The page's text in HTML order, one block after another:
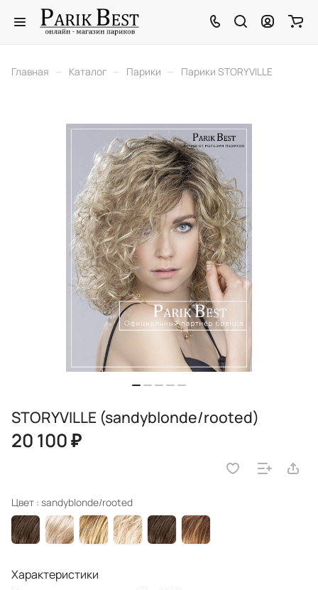
Главная – Каталог – Парики – Парики STORYVILLE
STORYVILLE (sandyblonde/rooted)
20 100 ₽
Цвет : sandyblonde/rooted
Характеристики